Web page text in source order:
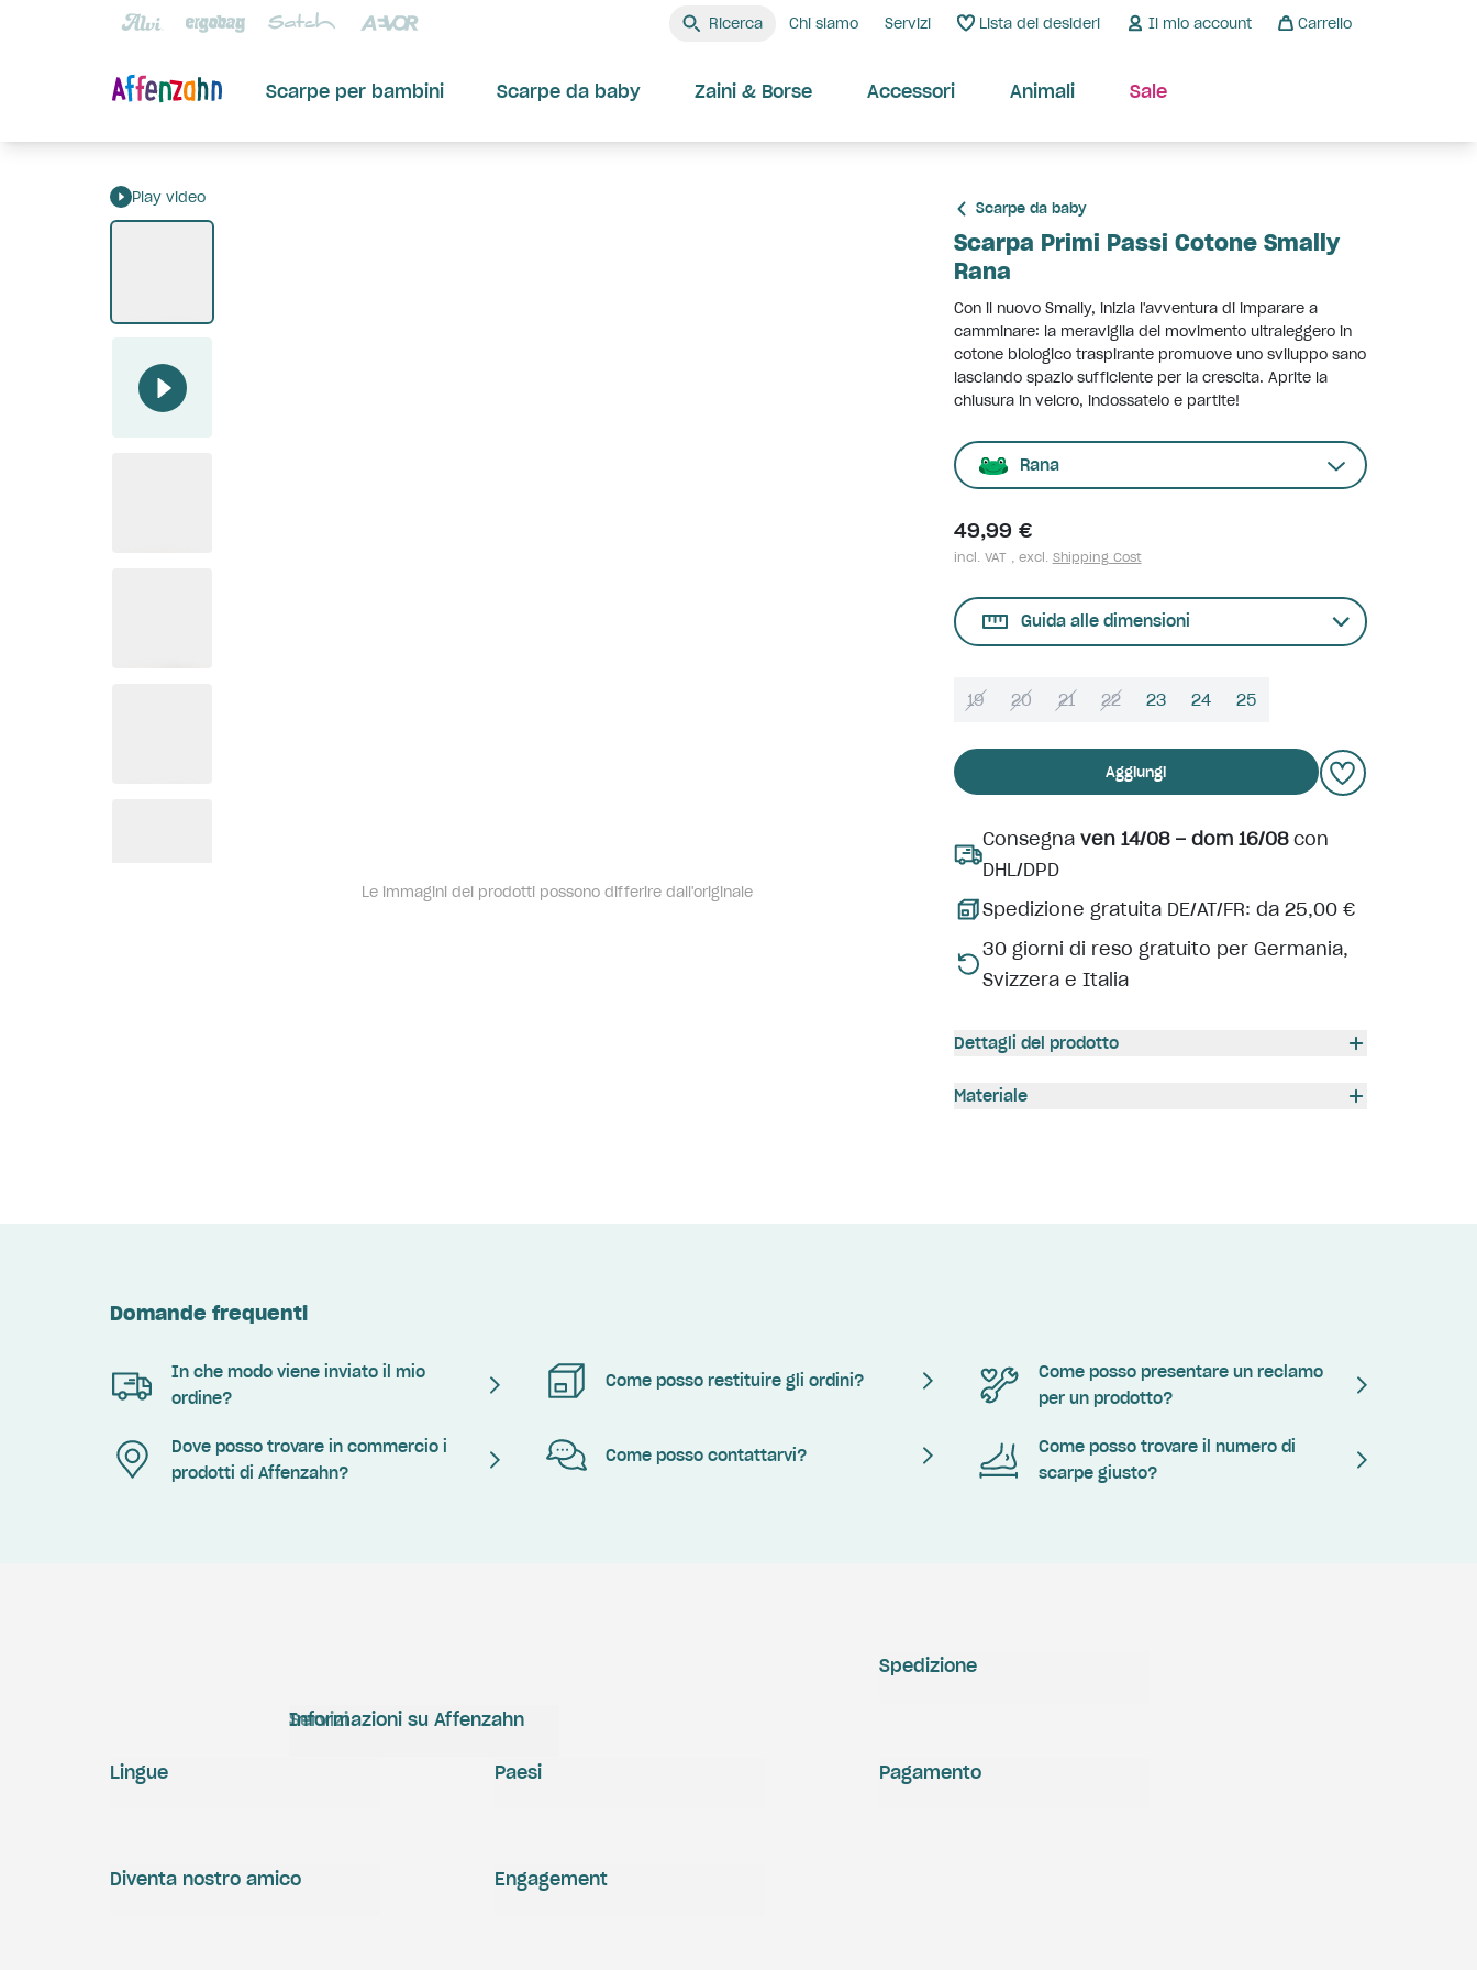
Ricerca Chi siamo Servizi Lista dei desideri Il mio account Carrello
Scarpe per bambini Scarpe da baby Zaini & Borse Accessori Animali Sale
Play video
Le immagini dei prodotti possono differire dall'originale
Scarpe da baby
Scarpa Primi Passi Cotone Smally
Rana
Con il nuovo Smally, inizia l'avventura di imparare a
camminare: la meraviglia del movimento ultraleggero in
cotone biologico traspirante promuove uno sviluppo sano
lasciando spazio sufficiente per la crescita. Aprite la
chiusura in velcro, indossatelo e partite!
Rana
49,99 €
incl. VAT , excl. Shipping Cost
Guida alle dimensioni
19 20 21 22 23 24 25
Aggiungi
Consegna ven 14/08 – dom 16/08con
DHL/DPD
Spedizione gratuita DE/AT/FR: da 25,00 €
30 giorni di reso gratuito per Germania,
Svizzera e Italia
Dettagli del prodotto
Materiale
Domande frequenti
In che modo viene inviato il mio
ordine?
Come posso restituire gli ordini?
Come posso presentare un reclamo
per un prodotto?
Dove posso trovare in commercio i
prodotti di Affenzahn?
Come posso contattarvi?
Come posso trovare il numero di
scarpe giusto?
Servizi
Informazioni su Affenzahn
Spedizione
Pagamento
Engagement
Diventa nostro amico
Lingue Paesi